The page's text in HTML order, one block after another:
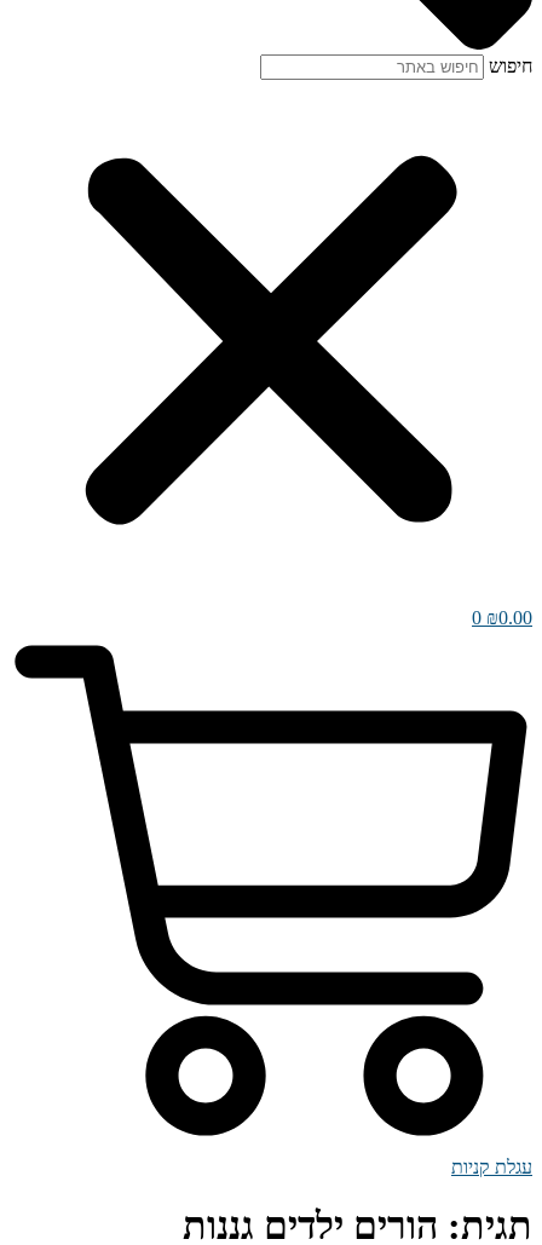
חיפוש
₪0.00
0
עגלת קניות
תגית: הורים ילדים גננות